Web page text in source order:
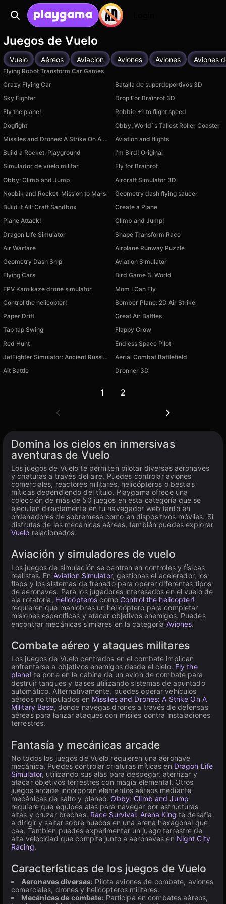
Juegos de Vuelo
Vuelo Aéreos Aviación Aviones Aviones Aviones
Flying Robot Transform Car Games
Crazy Flying Car
Batalla de superdeportivos 3D
Sky Fighter
Drop For Brainrot 3D
Fly the plane!
Robbie +1 to flight speed
Dogfight
Obby: World`s Tallest Roller Coaster
Missiles and Drones: A Strike On A Military Base
Aviation and flights
Build a Rocket: Playground
I'm Bird! Original
Simulador de vuelo militar
Fly for Brainrot
Obby: Climb and Jump
Aircraft Simulator 3D
Noobik and Rocket: Mission to Mars
Geometry dash flying saucer
Build it All: Craft Sandbox
Create a Plane
Plane Attack!
Climb and Jump!
Dragon Life Simulator
Shape Transform Race
Air Warfare
Airplane Runway Puzzle
Geometry Dash Ship
Aviation Simulator
Flying Cars
Bird Game 3: World
FPV Kamikaze drone simulator
Mom I Can Fly
Control the helicopter!
Bomber Plane: 2D Air Strike
Paper Drift
Great Air Battles
Tap tap Swing
Flappy Crow
Red Hunt
Endless Space Pilot
JetFighter Simulator: Ancient Russians
Aerial Combat Battlefield
Ait Battle Dronner 3D
1 2
Domina los cielos en inmersivas
aventuras de Vuelo
Los juegos de Vuelo te permiten pilotar diversas aeronaves
y criaturas a través del aire. Puedes controlar aviones
comerciales, reactores militares, helicópteros o bestias
míticas dependiendo del título. Playgama ofrece una
colección de más de 50 juegos en esta categoría que se
ejecutan directamente en tu navegador web tanto en
ordenadores de sobremesa como en dispositivos móviles. Si
disfrutas de las mecánicas aéreas, también puedes explorar
Vuelo relacionados.
Aviación y simuladores de vuelo
Los juegos de simulación se centran en controles y físicas
realistas. En Aviation Simulator, gestionas el acelerador, los
flaps y los sistemas de frenado para operar diferentes tipos
de aeronaves. Para los jugadores interesados en el vuelo de
ala rotatoria, Helicópteros como Control the helicopter!
requieren que maniobres un helicóptero para completar
misiones específicas y atacar objetivos enemigos. Puedes
encontrar mecánicas similares en la categoría Aviones.
Combate aéreo y ataques militares
Los juegos de Vuelo centrados en el combate implican
enfrentarse a objetivos enemigos desde el cielo. Fly the
plane! te pone en la cabina de un avión de combate para
destruir tanques y bases utilizando sistemas de apuntado
automático. Alternativamente, puedes operar vehículos
aéreos no tripulados en Missiles and Drones: A Strike On A
Military Base, donde navegas drones a través de defensas
aéreas para lanzar ataques con misiles contra instalaciones
terrestres.
Fantasía y mecánicas arcade
No todos los juegos de Vuelo requieren una aeronave
mecánica. Puedes controlar criaturas míticas en Dragon Life
Simulator, utilizando sus alas para despegar, aterrizar y
atacar objetivos terrestres con magia elemental. Otros
juegos arcade incorporan elementos aéreos mediante
mecánicas de salto y planeo. Obby: Climb and Jump
requiere que equipes alas para navegar por estructuras
altas y cruzar brechas. Race Survival: Arena King te desafía
a dirigir y saltar sobre huecos en una arena hexagonal que
cae. También puedes experimentar un juego terrestre de
alta velocidad que compite junto a aeronaves en Night City
Racing.
Características de los juegos de Vuelo
Aeronaves diversas: Pilota aviones de combate, aviones
comerciales, drones y helicópteros militares.
Mecánicas de combate: Participa en combates aéreos,